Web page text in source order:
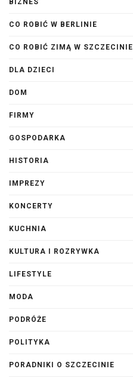
BIZNES
CO ROBIĆ W BERLINIE
CO ROBIĆ ZIMĄ W SZCZECINIE
DLA DZIECI
DOM
FIRMY
GOSPODARKA
HISTORIA
IMPREZY
KONCERTY
KUCHNIA
KULTURA I ROZRYWKA
LIFESTYLE
MODA
PODRÓŻE
POLITYKA
PORADNIKI O SZCZECINIE